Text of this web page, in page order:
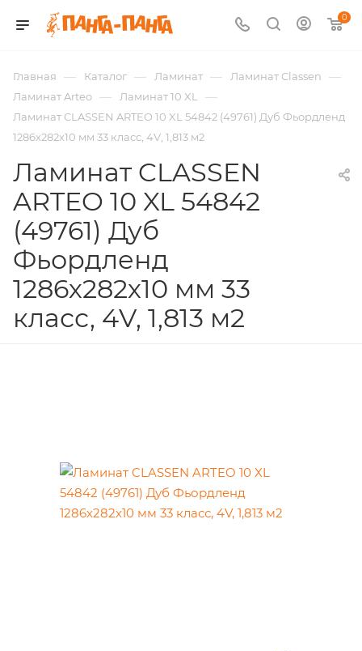
0
Главная — Каталог — Ламинат — Ламинат Classen —
Ламинат Arteo — Ламинат 10 XL —
Ламинат CLASSEN ARTEO 10 XL 54842 (49761) Дуб Фьордленд
1286х282х10 мм 33 класс, 4V, 1,813 м2
Ламинат CLASSEN
ARTEO 10 XL 54842
(49761) Дуб
Фьордленд
1286х282х10 мм 33
класс, 4V, 1,813 м2